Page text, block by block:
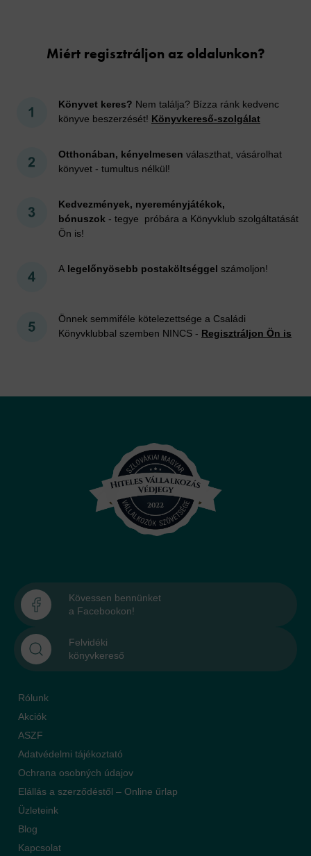
Miért regisztráljon az oldalunkon?
Könyvet keres? Nem találja? Bízza ránk kedvenc
könyve beszerzését! Könyvkereső-szolgálat
Otthonában, kényelmesen választhat, vásárolhat
könyvet - tumultus nélkül!
Kedvezmények, nyereményjátékok,
bónuszok - tegye próbára a Könyvklub szolgáltatását
Ön is!
A legelőnyösebb postaköltséggel számoljon!
Önnek semmiféle kötelezettsége a Családi
Könyvklubbal szemben NINCS - Regisztráljon Ön is
Kövessen bennünket
a Facebookon!
Felvidéki
könyvkereső
Rólunk
Akciók
ASZF
Adatvédelmi tájékoztató
Ochrana osobných údajov
Elállás a szerződéstől – Online űrlap
Üzleteink
Blog
Kapcsolat